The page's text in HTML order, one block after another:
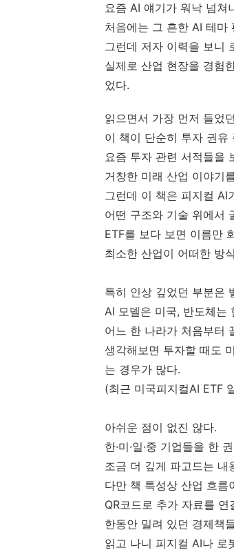
요즘 AI 얘기가 워낙 넘쳐
처음에는 그 흔한 AI 테마
그런데 저자 이력을 보니
실제로 산업 현장을 경험
었다.
읽으면서 가장 먼저 들었
이 책이 단순히 투자 권유
요즘 투자 관련 서적들을
거창한 미래 산업 이야기
그런데 이 책은 피지컬 AI
어떤 구조와 기술 위에서
ETF를 보다 보면 이름만
최소한 산업이 어떠한 방
특히 인상 깊었던 부분은
AI 모델은 미국, 반도체는
어느 한 나라가 처음부터
생각해보면 투자할 때도
는 경우가 많다.
(최근 미국피지컬AI ETF
아쉬운 점이 없진 않다.
한·미·일·중 기업들을 한
조금 더 깊게 파고드는 내
다만 책 특성상 산업 흐름
QR코드로 추가 자료를
한동안 밀려 있던 경제책
읽고 나니 피지컬 AI나 로